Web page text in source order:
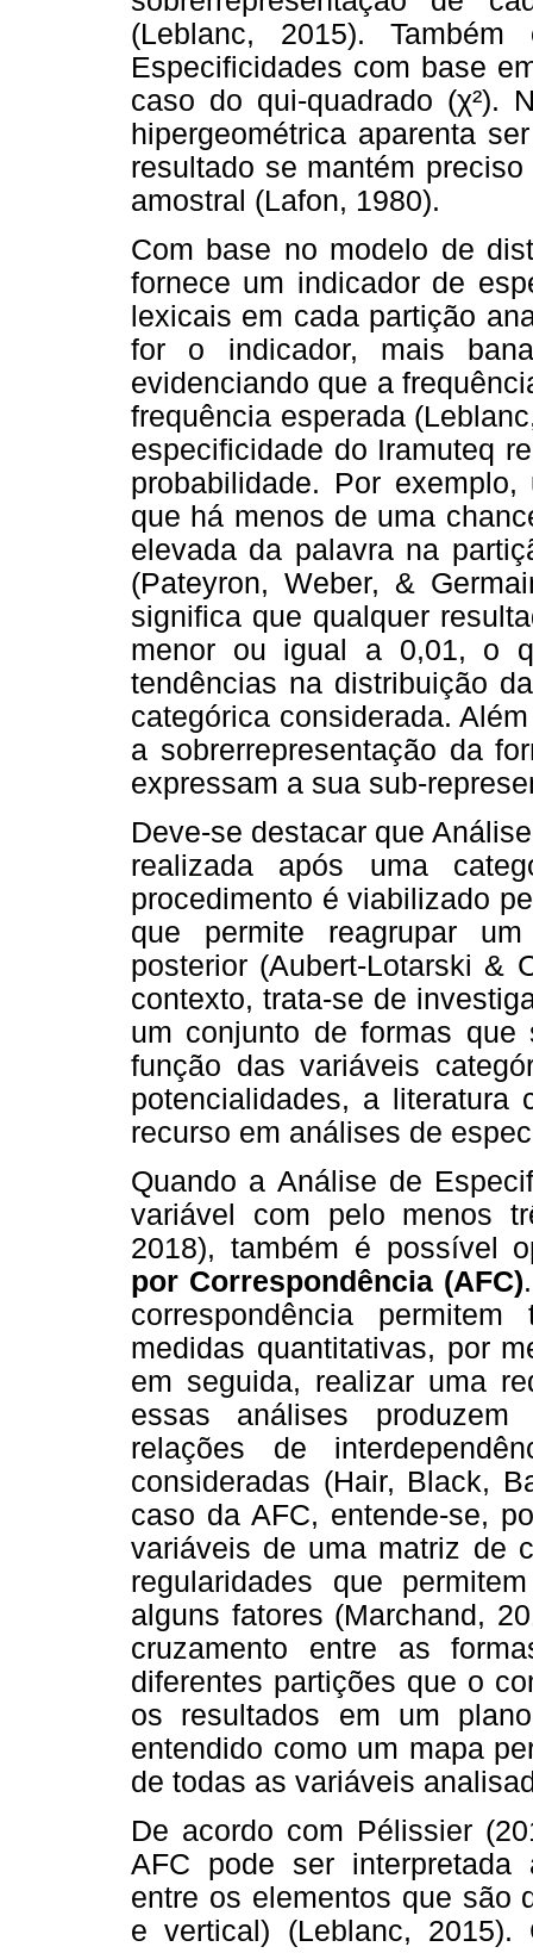
(Leblanc, 2015).
Especificidades com base
caso do qui-quadrado (χ²).
hipergeométrica aparenta
resultado se mantém
amostral (Lafon, 1980).
Com base no modelo de
fornece um indicador de
lexicais em cada partição
for o indicador, mais
evidenciando que a
frequência esperada
especificidade do Iramuteq
probabilidade. Por
que há menos de uma
elevada da palavra na
(Pateyron, Weber, &
significa que qualquer
menor ou igual a 0,01, o
tendências na distribuição
categórica considerada.
a sobrerrepresentação da
expressam a sua sub-
Deve-se destacar que
realizada após uma
procedimento é viabilizado
que permite reagrupar
posterior (Aubert-Lotarski &
contexto, trata-se de
um conjunto de formas que
função das variáveis
potencialidades, a literatura
recurso em análises de
Quando a Análise de
variável com pelo menos
2018), também é possível
por Correspondência (AFC)
correspondência
medidas quantitativas, por
em seguida, realizar uma
essas análises
relações de
consideradas (Hair, Black,
caso da AFC, entende-se,
variáveis de uma matriz de
regularidades que
alguns fatores (Marchand,
cruzamento entre as
diferentes partições que o
os resultados em um
entendido como um mapa
de todas as variáveis
De acordo com Pélissier
AFC pode ser interpretada
entre os elementos que são
e vertical) (Leblanc, 2015).